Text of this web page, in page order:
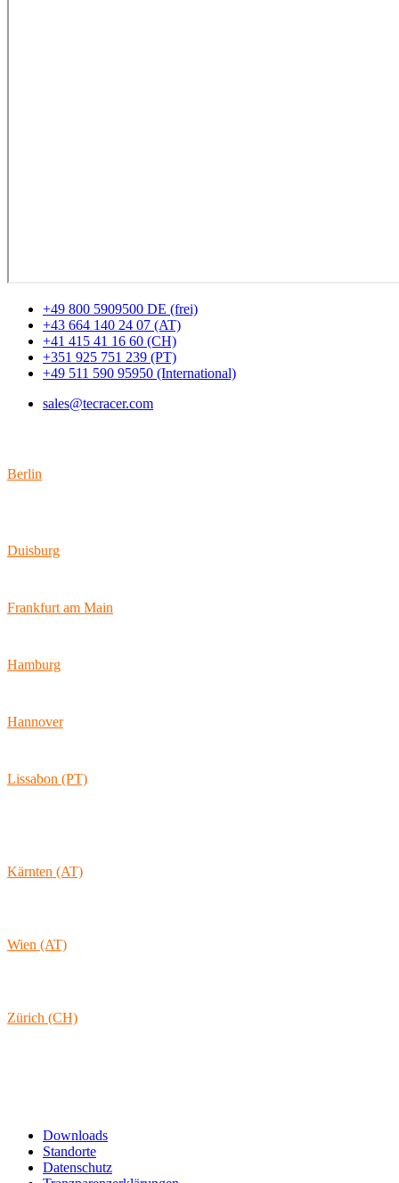
+49 800 5909500 DE (frei)
+43 664 140 24 07 (AT)
+41 415 41 16 60 (CH)
+351 925 751 239 (PT)
+49 511 590 95950 (International)
sales@tecracer.com
Berlin
Duisburg
Frankfurt am Main
Hamburg
Hannover
Lissabon (PT)
Kärnten (AT)
Wien (AT)
Zürich (CH)
Downloads
Standorte
Datenschutz